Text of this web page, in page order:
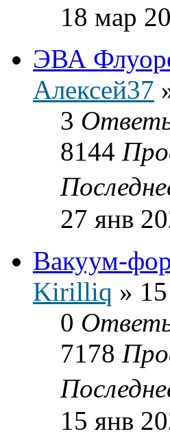
18 мар
ЭВА
Алексей37
3
8144
27 янв
Вакуум-
Kirilliq »
0
7178
15 янв